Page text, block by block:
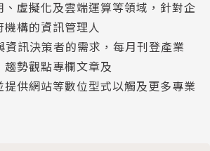
揭露已成為企業亟須正視的課題。
櫃公司永續發展路徑圖，到了202
須完成溫室氣體盤查，未來資本額
司也難以置身事外。然而，根據
小企業減碳調查」顯示，近四成企
取行動，顯見企業在認知與行動之
礙 顧問結合平台彈性客製
規 高層力挺專案方可落實
再起 私訊詐騙鎖定人資行銷
日本拚關鍵基礎設施防護
用性 四大叢集服務豐儉由人
級 體驗解構式ESA超融合叢集
虛擬化及雲端運算等領域，針對企
構的資訊管理人
訊決策者的需求，每月刊登產業
勢觀點專欄文章及
供網站等數位型式以觸及更多專業